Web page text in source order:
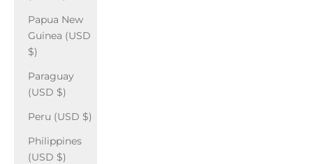
Papua New
Guinea (USD
$)
Paraguay
(USD $)
Peru (USD $)
Philippines
(USD $)